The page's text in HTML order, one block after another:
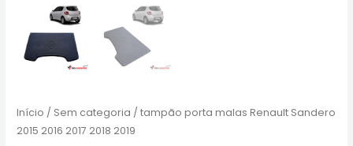
Início / Sem categoria / tampão porta malas Renault Sandero
2015 2016 2017 2018 2019